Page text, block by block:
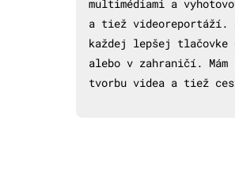
multimédiami a
a tiež videoreportáží.
každej lepšej tlačovke
alebo v zahraničí.
tvorbu videa a tiež